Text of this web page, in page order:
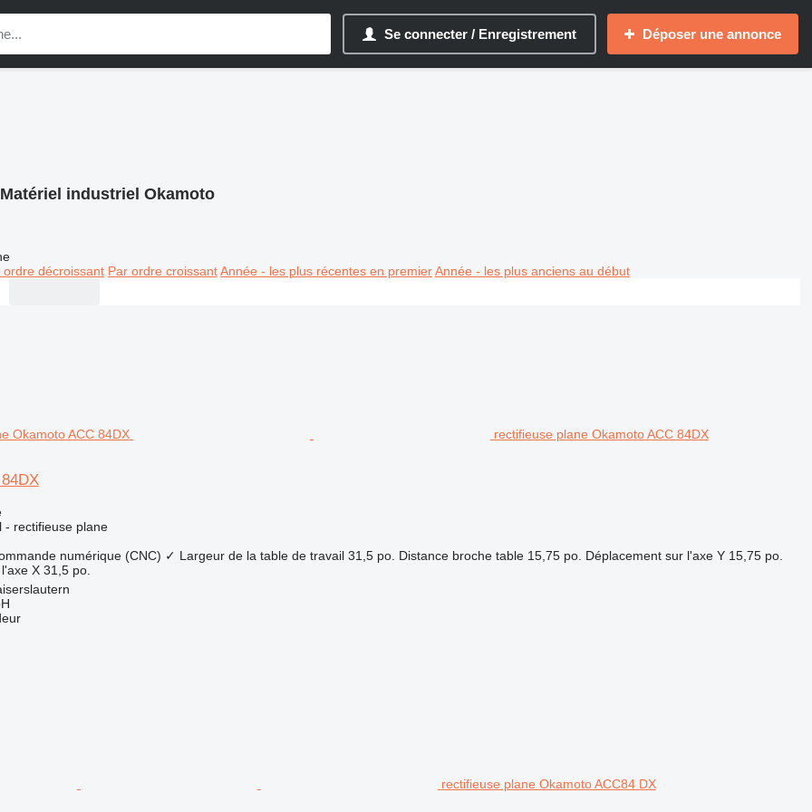
Se connecter / Enregistrement Déposer une annonce
Matériel industriel Okamoto
ordre décroissant Par ordre croissant Année - les plus récentes en premier Année - les plus anciens au début
rectifieuse plane Okamoto ACC 84DX
- rectifieuse plane
numérique (CNC) ✓ Largeur de la table de travail 31,5 po. Distance broche table 15,75 po. Déplacement sur l'axe Y 15,75 po.
X 31,5 po.
rectifieuse plane Okamoto ACC84 DX